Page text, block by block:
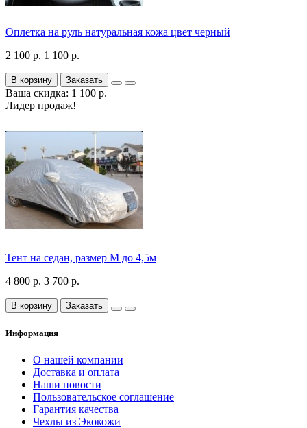
Оплетка на руль натуральная кожа цвет черный
2 100 р. 1 100 р.
В корзину Заказать
Ваша скидка: 1 100 р.
Лидер продаж!
Тент на седан, размер М до 4,5м
4 800 р. 3 700 р.
В корзину Заказать
Информация
О нашей компании
Доставка и оплата
Наши новости
Пользовательское соглашение
Гарантия качества
Чехлы из Экокожи